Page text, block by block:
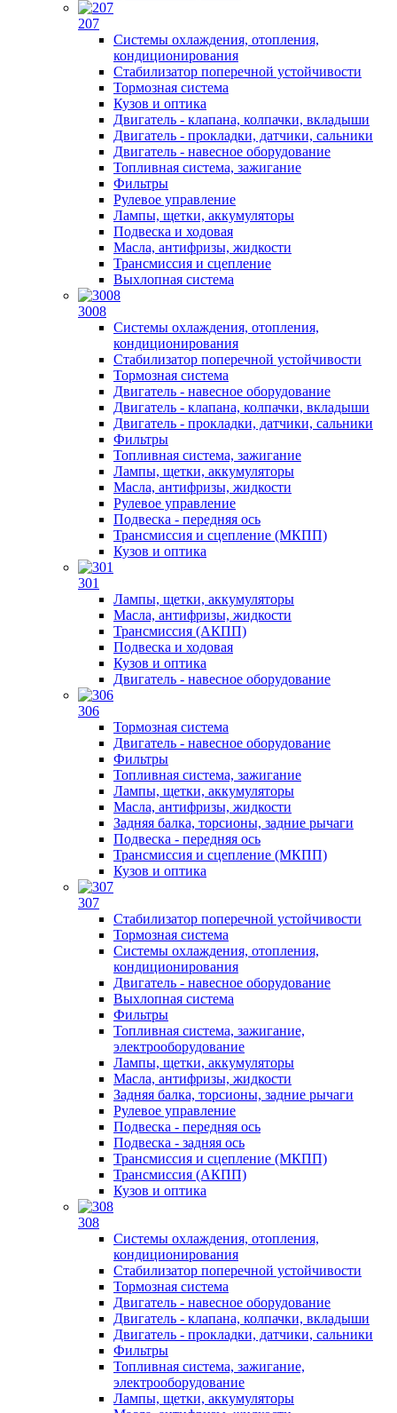
207
Системы охлаждения, отопления,
кондиционирования
Стабилизатор поперечной устойчивости
Тормозная система
Кузов и оптика
Двигатель - клапана, колпачки, вкладыши
Двигатель - прокладки, датчики, сальники
Двигатель - навесное оборудование
Топливная система, зажигание
Фильтры
Рулевое управление
Лампы, щетки, аккумуляторы
Подвеска и ходовая
Масла, антифризы, жидкости
Трансмиссия и сцепление
Выхлопная система
3008
Системы охлаждения, отопления,
кондиционирования
Стабилизатор поперечной устойчивости
Тормозная система
Двигатель - навесное оборудование
Двигатель - клапана, колпачки, вкладыши
Двигатель - прокладки, датчики, сальники
Фильтры
Топливная система, зажигание
Лампы, щетки, аккумуляторы
Масла, антифризы, жидкости
Рулевое управление
Подвеска - передняя ось
Трансмиссия и сцепление (МКПП)
Кузов и оптика
301
Лампы, щетки, аккумуляторы
Масла, антифризы, жидкости
Трансмиссия (АКПП)
Подвеска и ходовая
Кузов и оптика
Двигатель - навесное оборудование
306
Тормозная система
Двигатель - навесное оборудование
Фильтры
Топливная система, зажигание
Лампы, щетки, аккумуляторы
Масла, антифризы, жидкости
Задняя балка, торсионы, задние рычаги
Подвеска - передняя ось
Трансмиссия и сцепление (МКПП)
Кузов и оптика
307
Стабилизатор поперечной устойчивости
Тормозная система
Системы охлаждения, отопления,
кондиционирования
Двигатель - навесное оборудование
Выхлопная система
Фильтры
Топливная система, зажигание,
электрооборудование
Лампы, щетки, аккумуляторы
Масла, антифризы, жидкости
Задняя балка, торсионы, задние рычаги
Рулевое управление
Подвеска - передняя ось
Подвеска - задняя ось
Трансмиссия и сцепление (МКПП)
Трансмиссия (АКПП)
Кузов и оптика
308
Системы охлаждения, отопления,
кондиционирования
Стабилизатор поперечной устойчивости
Тормозная система
Двигатель - навесное оборудование
Двигатель - клапана, колпачки, вкладыши
Двигатель - прокладки, датчики, сальники
Фильтры
Топливная система, зажигание,
электрооборудование
Лампы, щетки, аккумуляторы